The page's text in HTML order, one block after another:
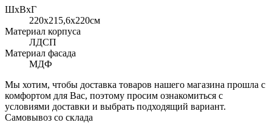
ШхВхГ
220x215,6х220см
Материал корпуса
ЛДСП
Материал фасада
МДФ
Мы хотим, чтобы доставка товаров нашего магазина прошла с
комфортом для Вас, поэтому просим ознакомиться с
условиями доставки и выбрать подходящий вариант.
Самовывоз со склада